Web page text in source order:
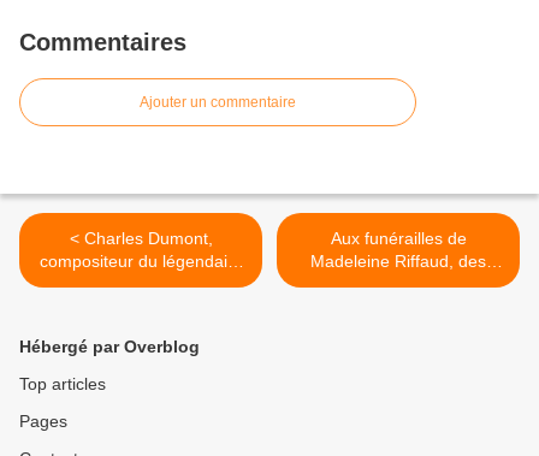
Commentaires
Ajouter un commentaire
< Charles Dumont,
compositeur du légendaire
"Non, je ne regrette rien"
Aux funérailles de
Madeleine Riffaud, des
chants et de l'émotion >
Hébergé par Overblog
Top articles
Pages